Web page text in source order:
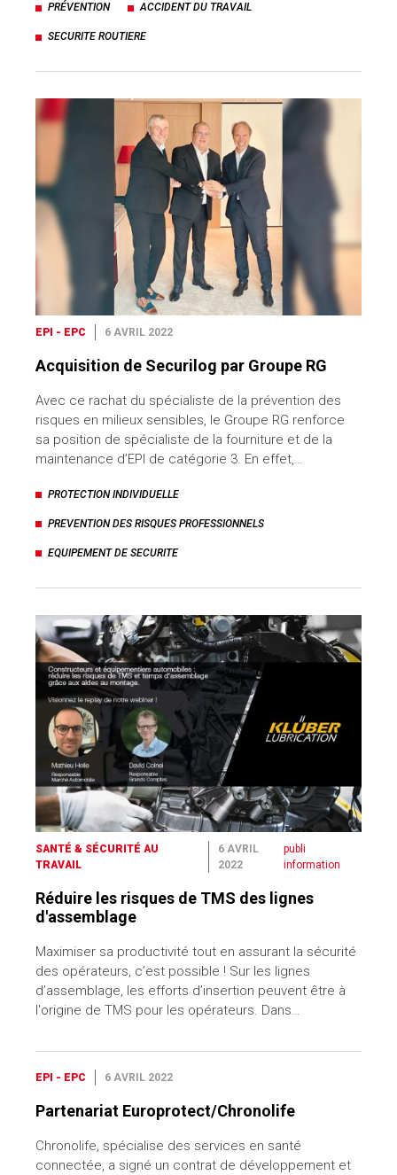
PRÉVENTION ACCIDENT DU TRAVAIL
SECURITE ROUTIERE
EPI - EPC 6 AVRIL 2022
Acquisition de Securilog par Groupe RG
Avec ce rachat du spécialiste de la prévention des
risques en milieux sensibles, le Groupe RG renforce
sa position de spécialiste de la fourniture et de la
maintenance d’EPI de catégorie 3. En effet,…
PROTECTION INDIVIDUELLE
PREVENTION DES RISQUES PROFESSIONNELS
EQUIPEMENT DE SECURITE
SANTÉ & SÉCURITÉ AU
TRAVAIL
6 AVRIL
2022
publi
information
Réduire les risques de TMS des lignes
d'assemblage
Maximiser sa productivité tout en assurant la sécurité
des opérateurs, c’est possible ! Sur les lignes
d’assemblage, les efforts d’insertion peuvent être à
l'origine de TMS pour les opérateurs. Dans…
EPI - EPC 6 AVRIL 2022
Partenariat Europrotect/Chronolife
Chronolife, spécialise des services en santé
connectée, a signé un contrat de développement et